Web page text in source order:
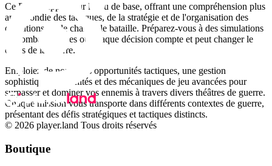
Ce DLC s'appuie sur le jeu de base, offrant une compréhension plus
approfondie des tactiques, de la stratégie et de l'organisation des
opérations sur le champ de bataille. Préparez-vous à des simulations
de combat réalistes où chaque décision compte et peut changer le
cours de la guerre.
Emploiez de nouvelles opportunités tactiques, une gestion
sophistiquée des unités et des mécaniques de jeu avancées pour
surpasser et dominer vos ennemis à travers divers théâtres de guerre.
Chaque mission vous transporte dans différents contextes de guerre,
présentant des défis stratégiques et tactiques distincts.
Pourquoi choisir Men of War: Assault Squad
DLC PACK ?
© 2026 player.land Tous droits réservés
Boutique